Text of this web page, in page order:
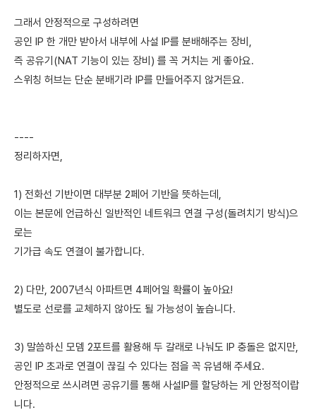
그래서 안정적으로 구성하려면
공인 IP 한 개만 받아서 내부에 사설 IP를 분배해주는 장비,
즉 공유기(NAT 기능이 있는 장비) 를 꼭 거치는 게 좋아요.
스위칭 허브는 단순 분배기라 IP를 만들어주지 않거든요.
----
정리하자면,
1) 전화선 기반이면 대부분 2페어 기반을 뜻하는데,
이는 본문에 언급하신 일반적인 네트워크 연결 구성(돌려치기 방식)으
로는
기가급 속도 연결이 불가합니다.
2) 다만, 2007년식 아파트면 4페어일 확률이 높아요!
별도로 선로를 교체하지 않아도 될 가능성이 높습니다.
3) 말씀하신 모뎀 2포트를 활용해 두 갈래로 나눠도 IP 충돌은 없지만,
공인 IP 초과로 연결이 끊길 수 있다는 점을 꼭 유념해 주세요.
안정적으로 쓰시려면 공유기를 통해 사설IP를 할당하는 게 안정적이랍
니다.